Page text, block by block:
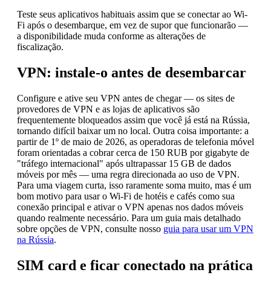
Teste seus aplicativos habituais assim que se conectar ao Wi-
Fi após o desembarque, em vez de supor que funcionarão —
a disponibilidade muda conforme as alterações de
fiscalização.
VPN: instale-o antes de desembarcar
Configure e ative seu VPN antes de chegar — os sites de
provedores de VPN e as lojas de aplicativos são
frequentemente bloqueados assim que você já está na Rússia,
tornando difícil baixar um no local. Outra coisa importante: a
partir de 1º de maio de 2026, as operadoras de telefonia móvel
foram orientadas a cobrar cerca de 150 RUB por gigabyte de
"tráfego internacional" após ultrapassar 15 GB de dados
móveis por mês — uma regra direcionada ao uso de VPN.
Para uma viagem curta, isso raramente soma muito, mas é um
bom motivo para usar o Wi-Fi de hotéis e cafés como sua
conexão principal e ativar o VPN apenas nos dados móveis
quando realmente necessário. Para um guia mais detalhado
sobre opções de VPN, consulte nosso guia para usar um VPN
na Rússia.
SIM card e ficar conectado na prática